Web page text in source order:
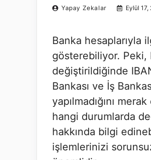
Yapay Zekalar Eylül 17,
Banka hesaplarıyla
gösterebiliyor. Peki,
değiştirildiğinde
Bankası ve İş
yapılmadığını
hangi durumlarda
hakkında bilgi
işlemlerinizi